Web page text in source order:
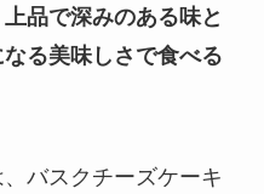
品で深みのある味と
る美味しさで食べる
バスクチーズケーキ